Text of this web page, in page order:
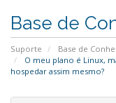
Base de
Suporte Base de
O meu plano é Linux,
hospedar assim mesmo?